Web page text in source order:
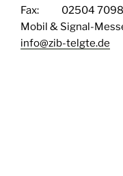
Fax: 02504
Mobil & Signal-
info@zib-telgte.de